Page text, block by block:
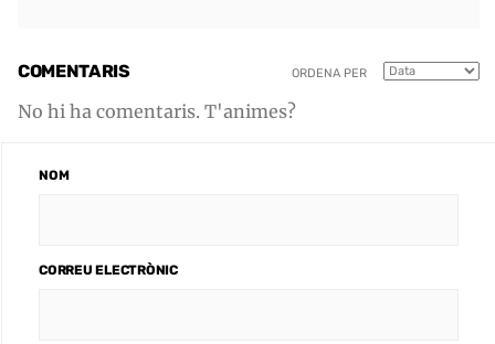
COMENTARIS ORDENA PER
No hi ha comentaris. T'animes?
NOM
CORREU ELECTRÒNIC